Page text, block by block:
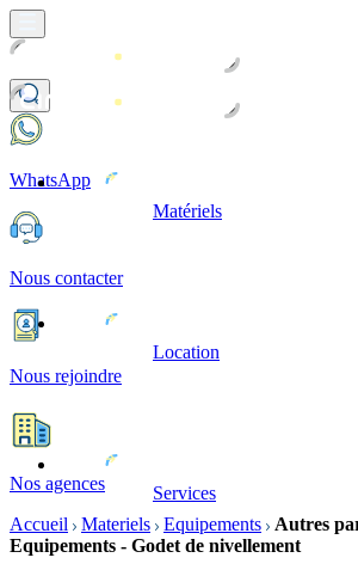
Matériels
Location
Services
WhatsApp
Nous contacter
Nous rejoindre
Nos agences
Accueil
Materiels Equipements
Autres
Equipements - Godet de nivellement